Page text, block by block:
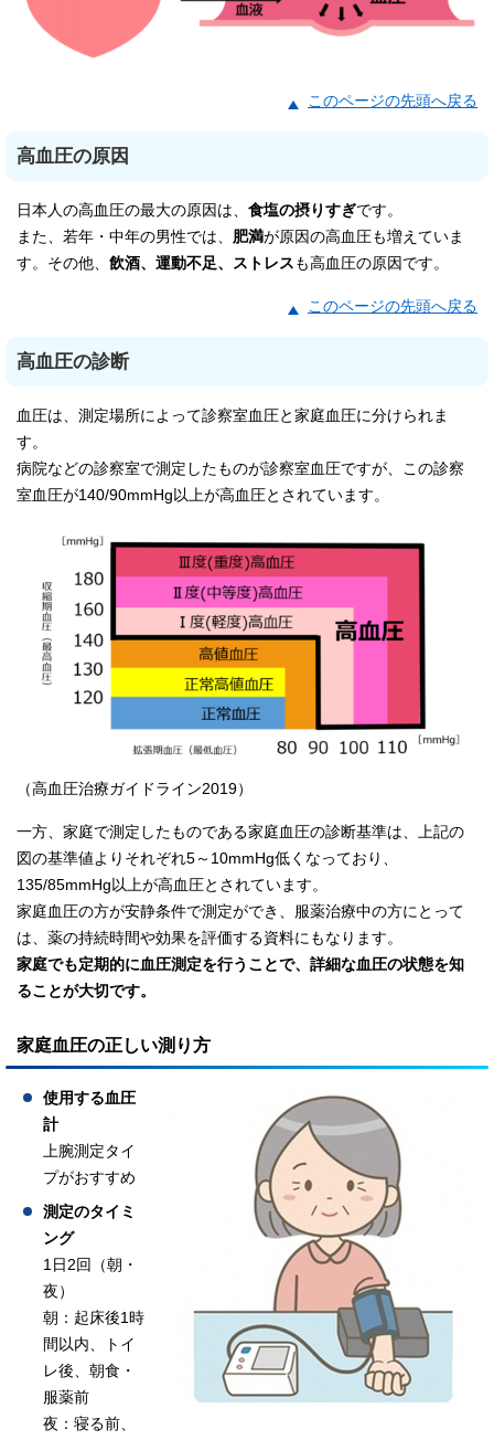
このページの先頭へ戻る
高血圧の原因
日本人の高血圧の最大の原因は、 食塩の摂りすぎです。
また、若年・中年の男性では、 肥満が原因の高血圧も増えていま
す。その他、 飲酒、運動不足、ストレス も高血圧の原因です。
このページの先頭へ戻る
高血圧の診断
血圧は、測定場所によって診察室血圧と家庭血圧に分けられま
す。
病院などの診察室で測定したものが診察室血圧ですが、この診察
室血圧が140/90mmHg以上が高血圧とされています。
（高血圧治療ガイドライン2019）
一方、家庭で測定したものである家庭血圧の診断基準は、上記の
図の基準値よりそれぞれ5～10mmHg低くなっており、
135/85mmHg以上が高血圧とされています。
家庭血圧の方が安静条件で測定ができ、服薬治療中の方にとって
は、薬の持続時間や効果を評価する資料にもなります。
家庭でも定期的に血圧測定を行うことで、詳細な血圧の状態を知
ることが大切です。
家庭血圧の正しい測り方
使用する血圧
計
上腕測定タイ
プがおすすめ
測定のタイミ
ング
1日2回（朝・
夜）
朝：起床後1時
間以内、トイ
レ後、朝食・
服薬前
夜：寝る前、